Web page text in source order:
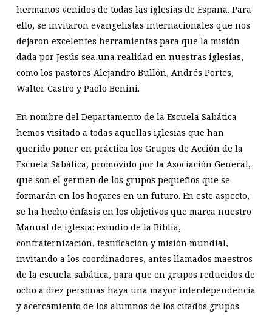
hermanos venidos de todas las iglesias de España. Para
ello, se invitaron evangelistas internacionales que nos
dejaron excelentes herramientas para que la misión
dada por Jesús sea una realidad en nuestras iglesias,
como los pastores Alejandro Bullón, Andrés Portes,
Walter Castro y Paolo Benini.
En nombre del Departamento de la Escuela Sabática
hemos visitado a todas aquellas iglesias que han
querido poner en práctica los Grupos de Acción de la
Escuela Sabática, promovido por la Asociación General,
que son el germen de los grupos pequeños que se
formarán en los hogares en un futuro. En este aspecto,
se ha hecho énfasis en los objetivos que marca nuestro
Manual de iglesia: estudio de la Biblia,
confraternización, testificación y misión mundial,
invitando a los coordinadores, antes llamados maestros
de la escuela sabática, para que en grupos reducidos de
ocho a diez personas haya una mayor interdependencia
y acercamiento de los alumnos de los citados grupos.